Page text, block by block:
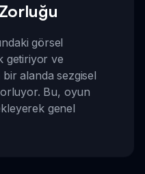
görsel
getiriyor ve
alanda sezgisel
Bu, oyun
genel